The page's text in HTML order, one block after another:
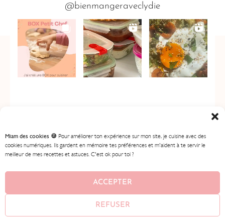
Miam des cookies 🍪 Pour améliorer ton expérience sur mon site, je cuisine avec des
cookies numériques. Ils gardent en mémoire tes préférences et m'aident à te servir le
meilleur de mes recettes et astuces. C'est ok pour toi ?
ACCEPTER
REFUSER
@bienmangeraveclydie